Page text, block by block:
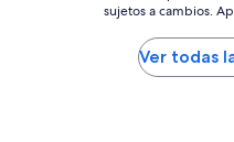
sujetos a cambios.
Ver todas